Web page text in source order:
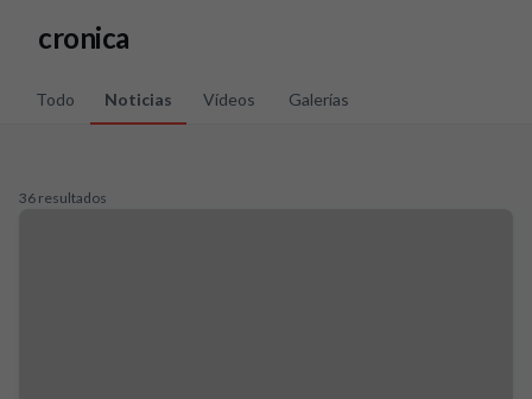
cronica
Todo Noticias Vídeos Galerías
36 resultados